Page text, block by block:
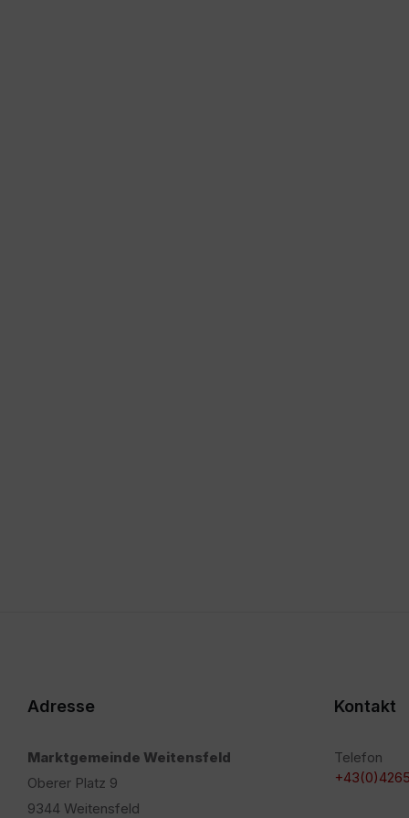
Adresse
Marktgemeinde Weitensfeld
Oberer Platz 9
9344 Weitensfeld
Kontakt
Telefon